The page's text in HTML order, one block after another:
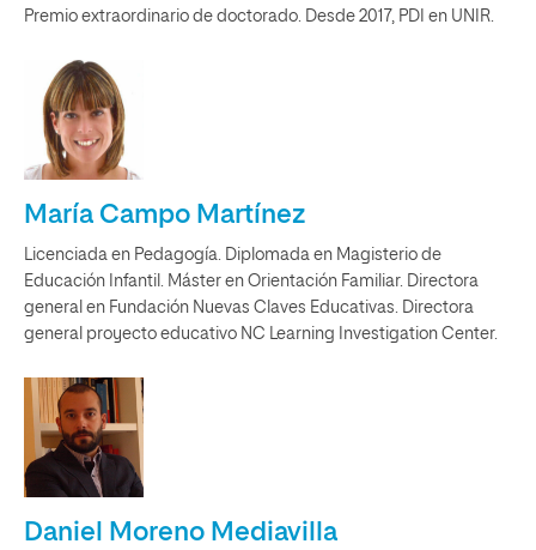
Premio extraordinario de doctorado. Desde 2017, PDI en UNIR.
María Campo Martínez
Licenciada en Pedagogía. Diplomada en Magisterio de
Educación Infantil. Máster en Orientación Familiar. Directora
general en Fundación Nuevas Claves Educativas. Directora
general proyecto educativo NC Learning Investigation Center.
Daniel Moreno Mediavilla